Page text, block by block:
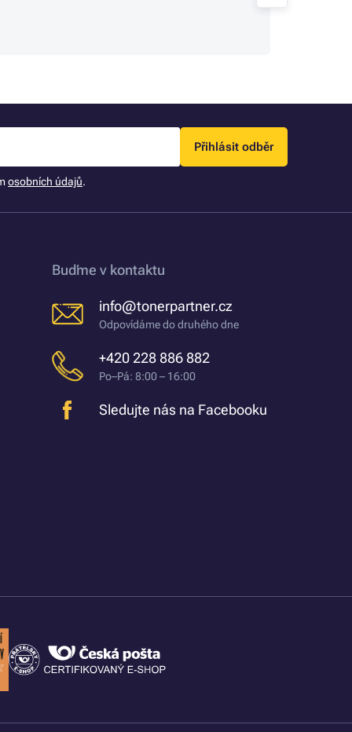
Přihlásit odběr
osobních údajů.
Buďme v kontaktu
info@tonerpartner.cz
Odpovídáme do druhého dne
+420 228 886 882
Po–Pá: 8:00 – 16:00
Sledujte nás na Facebooku